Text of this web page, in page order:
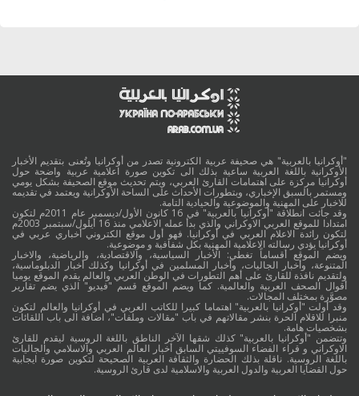
"أوكرانيا بالعربية" هي صحيفة عربية الكترونية تصدر من أوكرانيا وتُعنى بتقديم الأخبار
الأوكرانية باللغة العربية ساعية بذلك الى تكوين صورة اعلامية عربية واضحة حول
أوكرانيا مركزة على اهتمامات القارئ العربي، ويتم تحديث موقع الصحيفة بشكل يومي
ومستمر بالسبق الإخباري، وبتطورات الأحداث على الساحة الأوكرانية ويعتمد في تقديمه
للاخبار على المهنية والموضوعية والحيادية التامة.
وقد جائت انطلاقة "أوكرانيا بالعربية" في 16 كانون الأول/ديسمبر عام 2011م لتكون
امتدادا للموقع العربي الاوكراني والذي بدأ عمله الاعلامي منذ 16 أيلول/سبتمبر 2003م
لتكون رائدة الاعلام العربي في أوكرانيا. فهو أول موقع الكتروني أخباري عربي في
أوكرانيا يؤدي رسالته الاعلامية المهنية بكل شفافية و موضوعية.
ويضم الموقع أقساماً تغطي: الأخبار السياسية، والاقتصادية، والرياضية، والاخبار
المتنوعة، وأخبار الجاليات، وأخبار المسلمين في أوكرانيا وكذلك أخبار الدبلوماسية،
ولتقديم نافذة للقارئ على أهم التطورات في الوطن العربي والعالم يقدم الموقع يوميا
أقوال الصحف العربية والعالمية. كما ويضم الموقع قسم "فيديو" الذي يضم تقارير
مصوَّرة بمختلف المجالات.
وقد أولت "أوكرانيا بالعربية" اهتماما كبيرا للكاتب العربي في أوكرانيا والعالم لتكون
منبرا للاقلام الحرة بنشر مقالاتهم في باب "مقالات وملفات"، اضافة الى باب اللقائات
بشخصيات هامة.
وتتضمن "أوكرانيا بالعربية" كذلك شقها الآخر الناطق باللغة الروسية ليقدم للقارئ
الاوكراني و قراء الفضاء السوفييتي السابق أخبار العالم العربي والاسلامي والجاليات
باللغة الروسية. ناقلة بذلك الحضارة والثقافة العربية الصحيحة لتكوين صورة ايجابية
حول القضايا العربية والدول العربية والاسلامية لدى قارئ الروسية.